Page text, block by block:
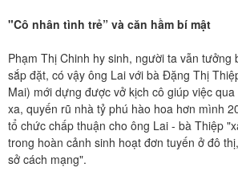
"Cô nhân tình trẻ” và căn hầm bí mật
Phạm Thị Chinh hy sinh, người ta vẫn
sắp đặt, có vậy ông Lai với bà Đặng Thị
Mai) mới dựng được vở kịch cô giúp việc
xa, quyến rũ nhà tỷ phú hào hoa hơn mình
tổ chức chấp thuận cho ông Lai - bà Thiệp
trong hoàn cảnh sinh hoạt đơn tuyến ở đô
sở cách mạng".